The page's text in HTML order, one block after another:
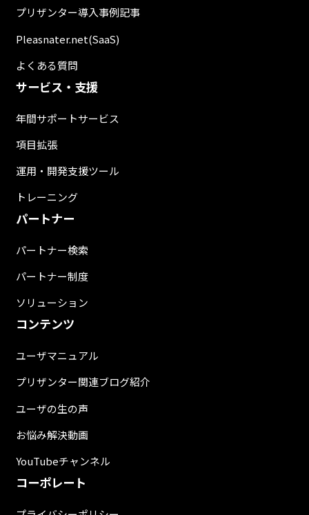
プリザンター導入事例記事
Pleasnater.net(SaaS)
よくある質問
サービス・支援
年間サポートサービス
項目拡張
運用・開発支援ツール
トレーニング
パートナー
パートナー検索
パートナー制度
ソリューション
コンテンツ
ユーザマニュアル
プリザンター関連ブログ紹介
ユーザの生の声
お悩み解決動画
YouTubeチャンネル
コーポレート